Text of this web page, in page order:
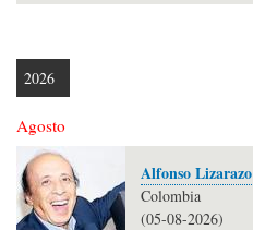
2026
Agosto
Alfonso Lizarazo
Colombia
(05-08-2026)